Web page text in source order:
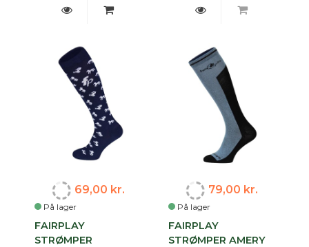
På lager
69,00 kr.
FAIRPLAY
STRØMPER
På lager
79,00 kr.
FAIRPLAY
STRØMPER AMERY